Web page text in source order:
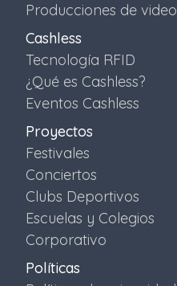
Producciones de video
Cashless
Tecnología RFID
¿Qué es Cashless?
Eventos Cashless
Proyectos
Festivales
Conciertos
Clubs Deportivos
Escuelas y Colegios
Corporativo
Políticas